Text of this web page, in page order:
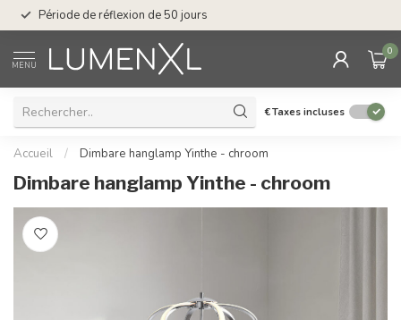
Période de réflexion de 50 jours
MENU
0
€Taxes incluses
Accueil / Dimbare hanglamp Yinthe - chroom
Dimbare hanglamp Yinthe - chroom